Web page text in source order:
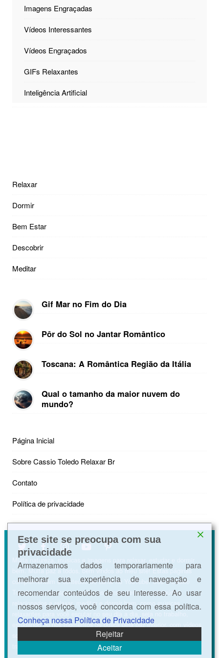
Imagens Engraçadas
Vídeos Interessantes
Vídeos Engraçados
GIFs Relaxantes
Inteligência Artificial
Relaxar
Dormir
Bem Estar
Descobrir
Meditar
Gif Mar no Fim do Dia
Pôr do Sol no Jantar Romântico
Toscana: A Romântica Região da Itália
Qual o tamanho da maior nuvem do
mundo?
Página Inicial
Sobre Cassio Toledo Relaxar Br
Contato
Política de privacidade
Muita natureza, músicas e imagens para relaxar, estudar e dormir
bem. Muita paz a todos, bem vindos ao meu site! Estas páginas
complementam o conteúdo do canal no YouTube. Sou o Cássio
Toledo e neste espaço postamos constantemente conteúdos
relacionados a relaxar, meditar e dormir bem, como músicas
relaxantes para você escutar no seu dia a dia, seja no trabalho,
estudando ou nos momentos de busca pela paz interior, com vídeos,
sons da natureza, ASMR e músicas para acalmar a mente e
Este site se preocupa com sua
privacidade
Armazenamos dados temporariamente para
melhorar sua experiência de navegação e
recomendar conteúdos de seu interesse. Ao usar
nossos serviços, você concorda com essa política.
Conheça nossa Política de Privacidade
Rejeitar
Aceitar